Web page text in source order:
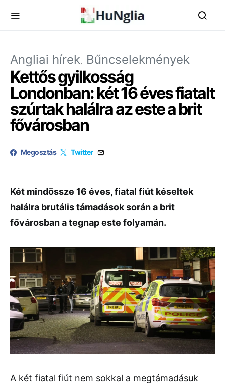
Angliai hírek Bűncselekmények
Kettős gyilkosság
Londonban: két 16 éves fiatalt
szúrtak halálra az este a brit
fővárosban
Megosztás Twitter
Két mindössze 16 éves, fiatal fiút késeltek
halálra brutális támadások során a brit
fővárosban a tegnap este folyamán.
A két fiatal fiút nem sokkal a megtámadásuk